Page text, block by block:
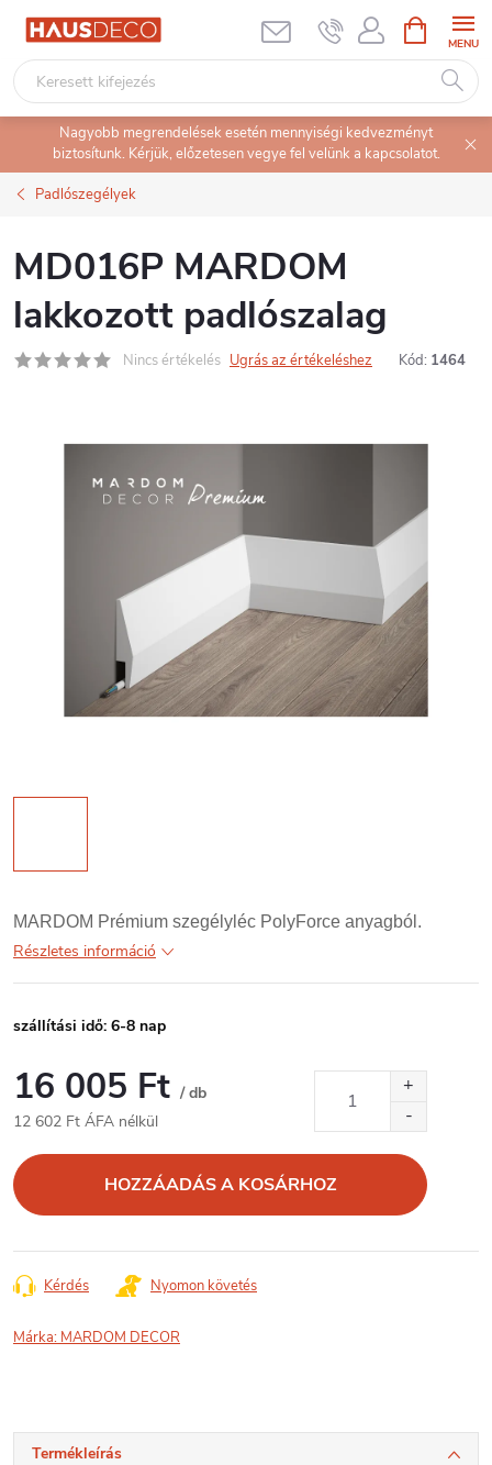
Ugrás
tartalomhoz
KOSÁR
Nagyobb megrendelések esetén mennyiségi kedvezményt
biztosítunk. Kérjük, előzetesen vegye fel velünk a kapcsolatot.
Padlószegélyek
MD016P MARDOM
lakkozott padlószalag
Nincs értékelés Ugrás az értékeléshez Kód: 1464
MARDOM Prémium szegélyléc PolyForce anyagból.
Részletes információ
szállítási idő: 6-8 nap
16 005 Ft / db
12 602 Ft ÁFA nélkül
HOZZÁADÁS A KOSÁRHOZ
Kérdés Nyomon követés
Márka: MARDOM DECOR
Termékleírás